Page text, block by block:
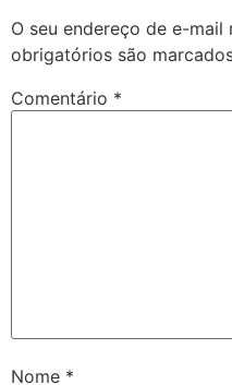
O seu endereço de e-mail
obrigatórios são
Comentário *
Nome *